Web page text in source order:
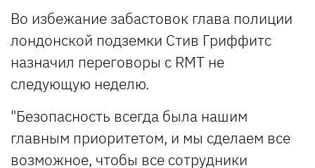
Во избежание забастовок глава полиции
лондонской подземки Стив Гриффитс
назначил переговоры с RMT не
следующую неделю.
"Безопасность всегда была нашим
главным приоритетом, и мы сделаем все
возможное, чтобы все сотрудники